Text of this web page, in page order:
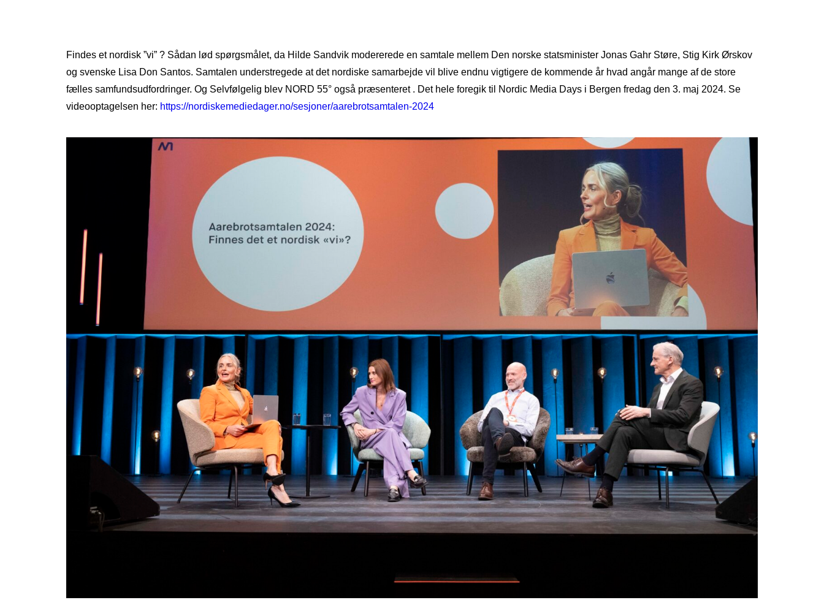
Findes et nordisk ”vi” ? Sådan lød spørgsmålet, da Hilde Sandvik modererede en samtale mellem Den norske statsminister Jonas Gahr Støre, Stig Kirk Ørskov
og svenske Lisa Don Santos. Samtalen understregede at det nordiske samarbejde vil blive endnu vigtigere de kommende år hvad angår mange af de store
fælles samfundsudfordringer. Og Selvfølgelig blev NORD 55° også præsenteret . Det hele foregik til Nordic Media Days i Bergen fredag den 3. maj 2024. Se
videooptagelsen her: https://nordiskemediedager.no/sesjoner/aarebrotsamtalen-2024